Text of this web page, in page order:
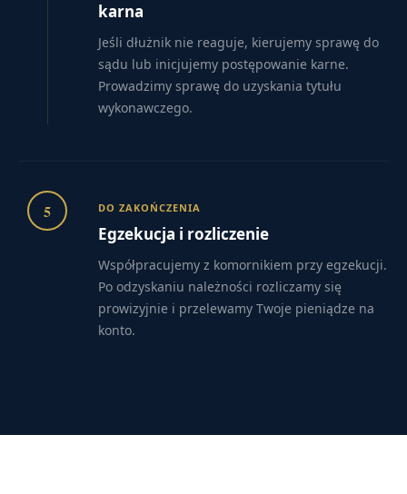
karna
Jeśli dłużnik nie reaguje, kierujemy sprawę do
sądu lub inicjujemy postępowanie karne.
Prowadzimy sprawę do uzyskania tytułu
wykonawczego.
5 DO ZAKOŃCZENIA
Egzekucja i rozliczenie
Współpracujemy z komornikiem przy egzekucji.
Po odzyskaniu należności rozliczamy się
prowizyjnie i przelewamy Twoje pieniądze na
konto.